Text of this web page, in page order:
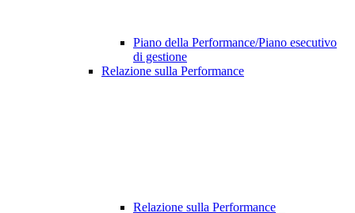
Piano della Performance/Piano esecutivo
di gestione
Relazione sulla Performance
Relazione sulla Performance